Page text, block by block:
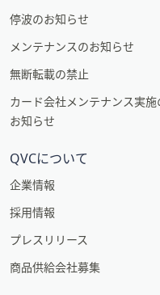
停波のお知らせ
メンテナンスのお知らせ
無断転載の禁止
カード会社メンテナンス実施
お知らせ
QVCについて
企業情報
採用情報
プレスリリース
商品供給会社募集